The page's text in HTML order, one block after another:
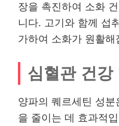
장을 촉진하여 소화
니다. 고기와 함께 섭
가하여 소화가 원활해
심혈관 건강
양파의 퀘르세틴 성
을 줄이는 데 효과적